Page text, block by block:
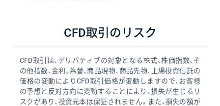
CFD取引のリスク
CFD取引は、デリバティブの対象となる株式、株価指数、そ
の他指数、金利、為替、商品現物、商品先物、上場投資信託の
価格の変動によりCFD取引価格が変動しますので、お客様
の予想と反対方向に変動することにより、損失が生じるリ
スクがあり、投資元本は保証されません。また、損失の額が